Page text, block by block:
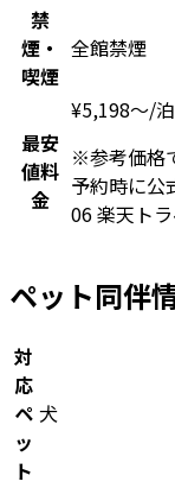
禁
煙・
喫煙
全館禁煙
最安
値料
金
¥5,198〜/
※参考価格
予約時に公
06 楽天トラ
ペット同伴
対
応
ペ
ッ
ト
犬